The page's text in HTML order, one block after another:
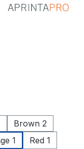
Brown 2
1
Red 1